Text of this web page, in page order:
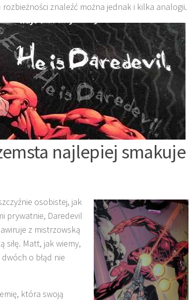
znaleźć można jednak i kilka analogii.
najlepiej smakuje
osobistej, jak
prywatnie, Daredevil
z mistrzowską
siłę. Matt, jak wiemy,
o błąd nie
która swoją